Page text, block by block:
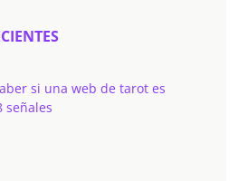
si una web de tarot es
señales